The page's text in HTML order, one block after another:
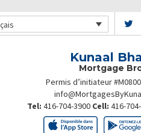
Kunaal
Mortgage
Permis d’initiateur
Tel: 416-704-3900 Cell: 416-